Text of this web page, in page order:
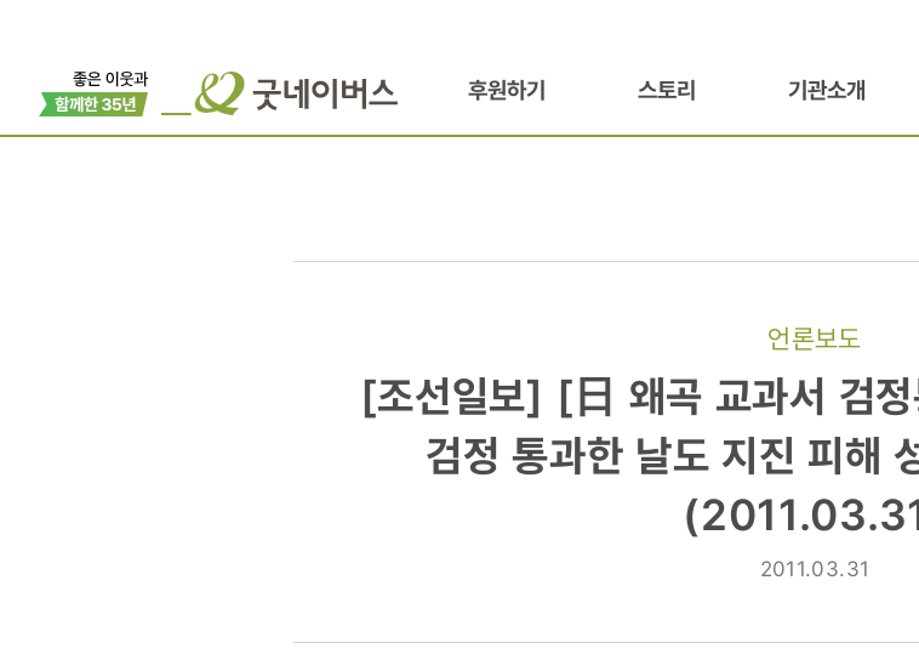
후원하기 스토리 기관소개
언론보도
[조선일보]
검정통과]
[조선일보] [日 왜곡 교과서 검
검정 통과한 날도 지진 피해
2011.03.31